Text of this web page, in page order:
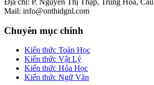
Địa chỉ: P. Nguyễn Thị Thập, Trung Hoà,
Mail: info@onthidgnl.com
Chuyên mục chính
Kiến thức Toán Học
Kiến thức Vật Lý
Kiến thức Hóa Học
Kiến thức Ngữ Văn